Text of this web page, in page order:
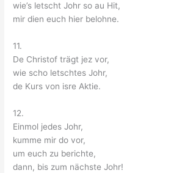
wie’s letscht Johr so au Hit,
mir dien euch hier belohne.
11.
De Christof trägt jez vor,
wie scho letschtes Johr,
de Kurs von isre Aktie.
12.
Einmol jedes Johr,
kumme mir do vor,
um euch zu berichte,
dann, bis zum nächste Johr!